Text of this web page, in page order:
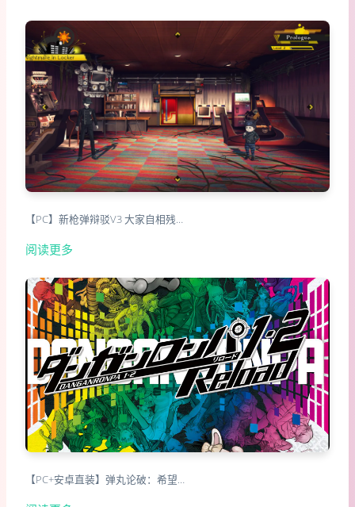
【PC】新枪弹辩驳V3 大家自相残…
阅读更多
【PC+安卓直装】弹丸论破：希望…